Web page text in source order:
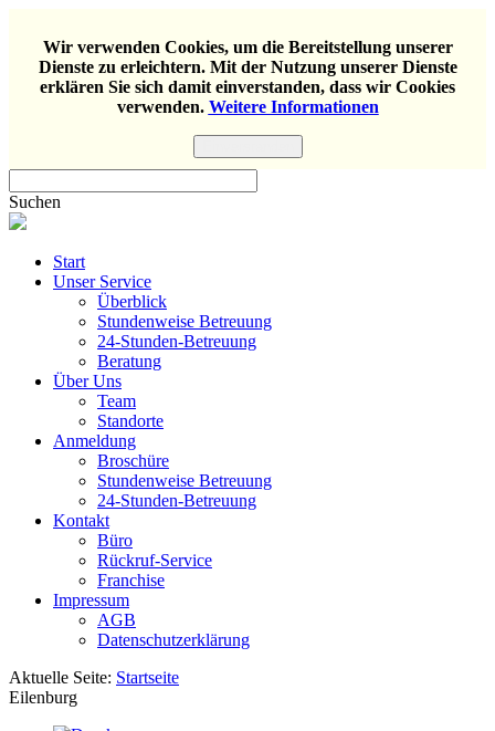
Wir verwenden Cookies, um die Bereitstellung unserer
Dienste zu erleichtern. Mit der Nutzung unserer Dienste
erklären Sie sich damit einverstanden, dass wir Cookies
verwenden. Weitere Informationen
Suchen
Start
Unser Service
Überblick
Stundenweise Betreuung
24-Stunden-Betreuung
Beratung
Über Uns
Team
Standorte
Anmeldung
Broschüre
Stundenweise Betreuung
24-Stunden-Betreuung
Kontakt
Büro
Rückruf-Service
Franchise
Impressum
AGB
Datenschutzerklärung
Aktuelle Seite: Startseite
Eilenburg